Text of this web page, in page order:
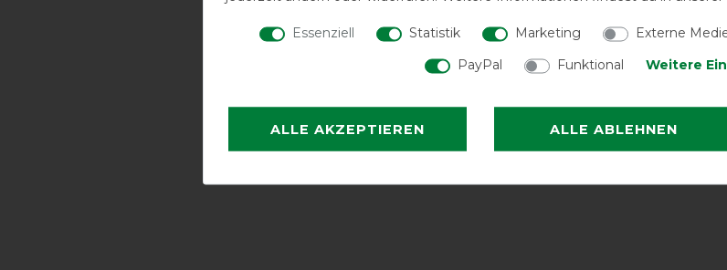
Essenziell Statistik Marketing Externe
PayPal
Funktional Weitere
ALLE AKZEPTIEREN ALLE ABLEHNEN